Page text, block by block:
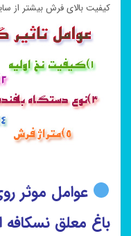
کیفیت بالای فرش بیشتر از
عوامل موثر
باغ معلق نسکافه ای ۷۰۰